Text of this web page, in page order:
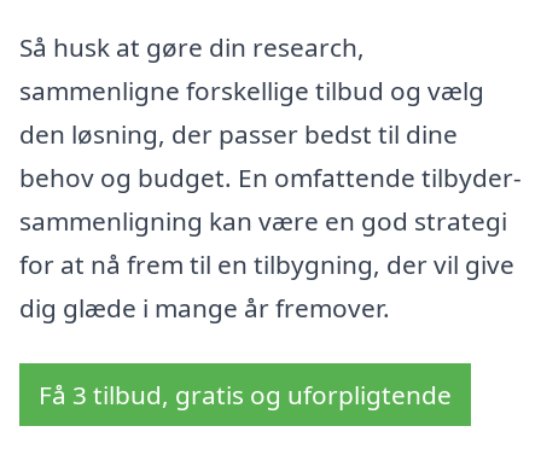
Så husk at gøre din research,
sammenligne forskellige tilbud og vælg
den løsning, der passer bedst til dine
behov og budget. En omfattende tilbyder-
sammenligning kan være en god strategi
for at nå frem til en tilbygning, der vil give
dig glæde i mange år fremover.
Få 3 tilbud, gratis og uforpligtende